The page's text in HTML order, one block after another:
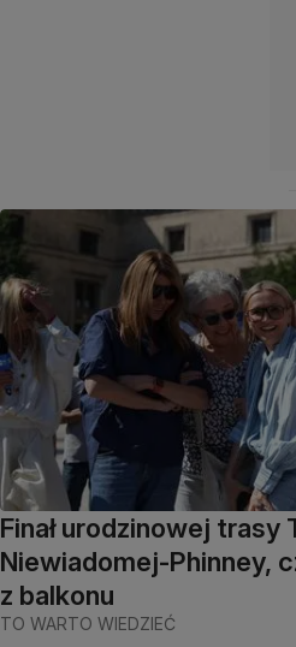
Finał urodzinowej trasy
Niewiadomej-Phinney,
z balkonu
TO WARTO WIEDZIEĆ